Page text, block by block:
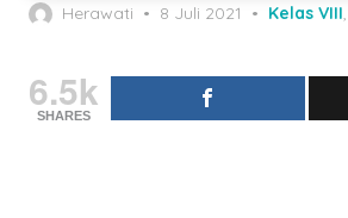
Herawati
Posted
8 Juli 2021 Kelas VIII,
6.5k
SHARES